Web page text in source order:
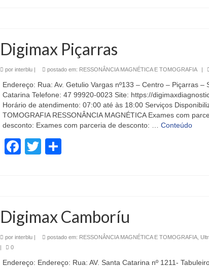
Digimax Piçarras
por interblu| postado em: RESSONÂNCIA MAGNÉTICA E TOMOGRAFIA |
Endereço: Rua: Av. Getulio Vargas nº133 – Centro – Piçarras –
Catarina Telefone: 47 99920-0023 Site: https://
Horário de atendimento: 07:00 até às 18:00 Serviços
TOMOGRAFIA RESSONÂNCIA MAGNÉTICA Exames com
desconto: Exames com parceria de desconto: … Conteúdo
Facebook
Twitter
Digimax Camboríu
por interblu| postado em: RESSONÂNCIA MAGNÉTICA E TOMOGRAFIA,
|
0
Endereço: Endereço: Rua: AV. Santa Catarina nº 1211-